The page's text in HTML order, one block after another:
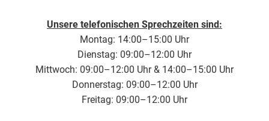
Unsere telefonischen Sprechzeiten sind:
Montag: 14:00–15:00 Uhr
Dienstag: 09:00–12:00 Uhr
Mittwoch: 09:00–12:00 Uhr & 14:00–15:00 Uhr
Donnerstag: 09:00–12:00 Uhr
Freitag: 09:00–12:00 Uhr